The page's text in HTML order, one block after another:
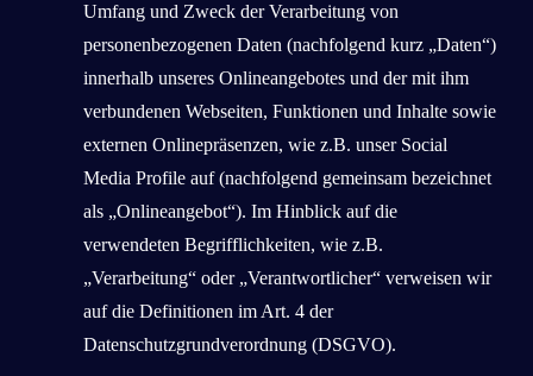
Umfang und Zweck der Verarbeitung von
personenbezogenen Daten (nachfolgend kurz „Daten“)
innerhalb unseres Onlineangebotes und der mit ihm
verbundenen Webseiten, Funktionen und Inhalte sowie
externen Onlinepräsenzen, wie z.B. unser Social
Media Profile auf (nachfolgend gemeinsam bezeichnet
als „Onlineangebot“). Im Hinblick auf die
verwendeten Begrifflichkeiten, wie z.B.
„Verarbeitung“ oder „Verantwortlicher“ verweisen wir
auf die Definitionen im Art. 4 der
Datenschutzgrundverordnung (DSGVO).